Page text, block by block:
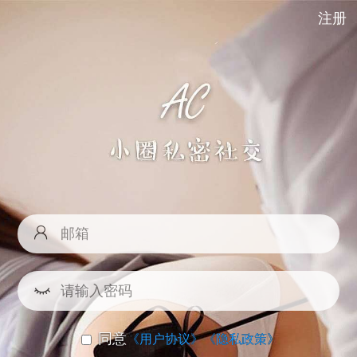
注册
同意《用户协议》《隐私政策》